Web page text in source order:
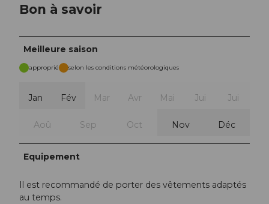
Bon à savoir
Meilleure saison
approprié selon les conditions météorologiques
Jan Fév Mar Avr Mai Jui Jui
Aoû Sep Oct Nov Déc
Equipement
Il est recommandé de porter des vêtements adaptés
au temps.